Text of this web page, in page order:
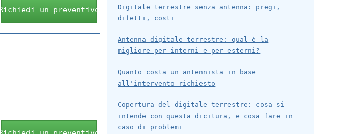
Richiedi un preventivo
Digitale terrestre senza antenna: pregi,
difetti, costi
Antenna digitale terrestre: qual è la
migliore per interni e per esterni?
Quanto costa un antennista in base
all'intervento richiesto
Copertura del digitale terrestre: cosa si
intende con questa dicitura, e cosa fare in
caso di problemi